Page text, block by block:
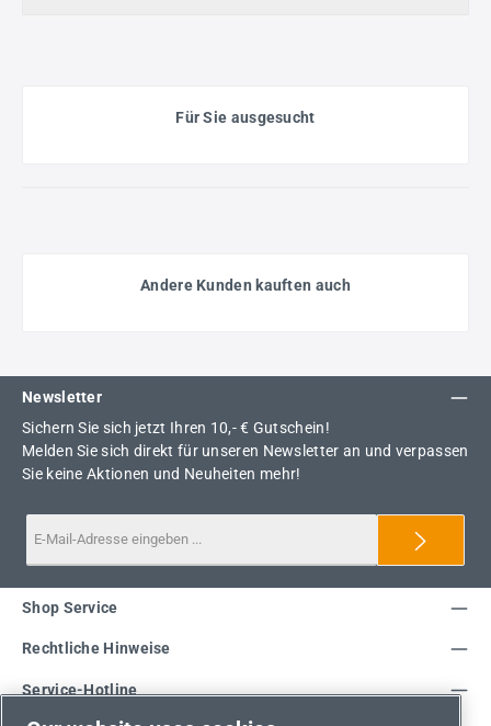
Für Sie ausgesucht
Andere Kunden kauften auch
Newsletter
Sichern Sie sich jetzt Ihren 10,- € Gutschein!
Melden Sie sich direkt für unseren Newsletter an und verpassen
Sie keine Aktionen und Neuheiten mehr!
Service-Hotline
Shop Service
Rechtliche Hinweise